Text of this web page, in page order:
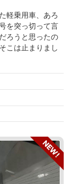
軽乗用車、あろ
を突っ切って言
ろうと思ったの
こは止まりまし